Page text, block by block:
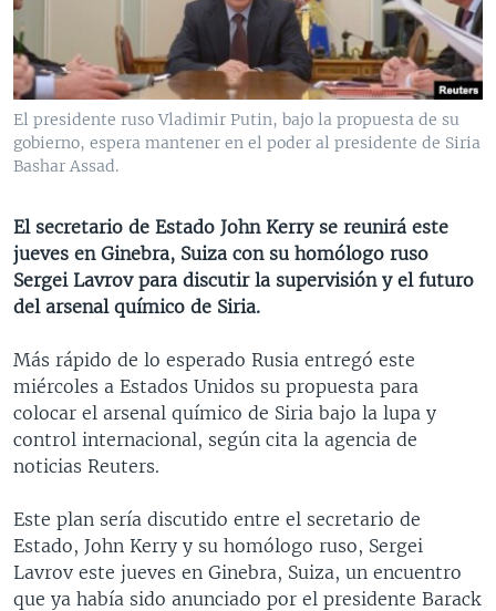
BRASIL
ENTRETENIMIENTO Y CULTURA
TECNOLOGÍA
DEPORTES
VIDEOS
FOTOGRAFÍA
AUDIOS
PROGRAMAS TV
EL MUNDO AL DÍA
FORO INTERAMERICANO
LAS CLAVES
PANORAMA
RADIO
AVANCE INFORMATIVO
BUENOS DÍAS AMÉRICA
ESTADOS UNIDOS AL DÍA
EL MUNDO AL DÍA [RADIO]
DEPORTIVO INTERNACIONAL
NOTA ECONÓMICA
ENTRETENIMIENTO
DIRECT
Learning English
SÍGANOS
Idiomas
El presidente ruso Vladimir Putin, bajo la propuesta de su
gobierno, espera mantener en el poder al presidente de Siria
Bashar Assad.
El secretario de Estado John Kerry se reunirá este
jueves en Ginebra, Suiza con su homólogo ruso
Sergei Lavrov para discutir la supervisión y el futuro
del arsenal químico de Siria.
Más rápido de lo esperado Rusia entregó este
miércoles a Estados Unidos su propuesta para
colocar el arsenal químico de Siria bajo la lupa y
control internacional, según cita la agencia de
noticias Reuters.
Este plan sería discutido entre el secretario de
Estado, John Kerry y su homólogo ruso, Sergei
Lavrov este jueves en Ginebra, Suiza, un encuentro
que ya había sido anunciado por el presidente Barack